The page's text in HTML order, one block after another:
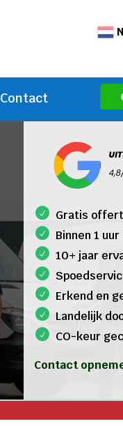
Contact
Gratis
Binnen 1
10+ jaar
Erkend en
Landelijk
CO-keur
Contact